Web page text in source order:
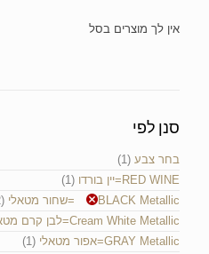
סנן לפי
בחר צבע (1)
RED WINE=יין בורדו
(1)
BLACK Metallic =שחור מטאלי
(2)
Cream White Metallic=לבן קרם מטאלי
GRAY Metallic=אפור מטאלי
(1)